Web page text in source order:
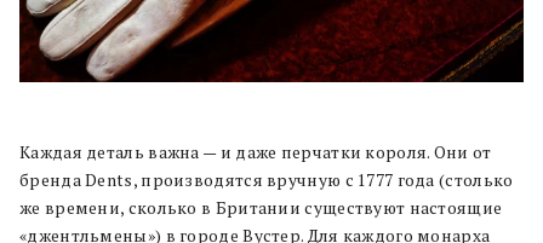
Каждая деталь важна — и даже перчатки короля. Они от
бренда Dents, производятся вручную с 1777 года (столько
же времени, сколько в Британии существуют настоящие
«джентльмены») в городе Вустер. Для каждого монарха